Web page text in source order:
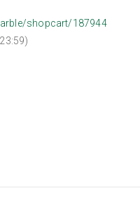
shopcart/187944